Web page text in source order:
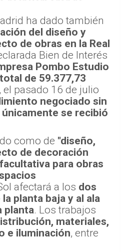
la Real Casa de
ha dado también
del diseño y
de obras en la Real
Bien de Interés
Pombo Estudio
de 59.377,73
pasado 16 de julio
negociado sin
como de"diseño,
de decoración
para obras
afectará a losdos
planta baja y al ala
planta. Los trabajos
materiales,
e iluminación